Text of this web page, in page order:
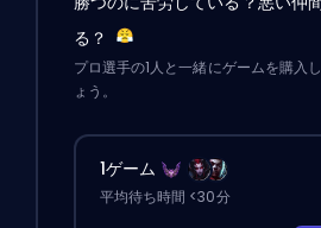
る？
プロ選手の1人と一緒にゲームを購入
ょう。
1ゲーム
平均待ち時間 <30分